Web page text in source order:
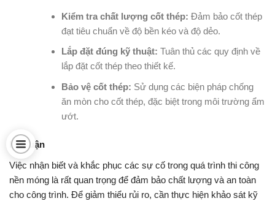
Kiểm tra chất lượng cốt thép: Đảm bảo cốt thép
đạt tiêu chuẩn về độ bền kéo và độ dẻo.
Lắp đặt đúng kỹ thuật: Tuân thủ các quy định về
lắp đặt cốt thép theo thiết kế.
Bảo vệ cốt thép: Sử dụng các biện pháp chống
ăn mòn cho cốt thép, đặc biệt trong môi trường ẩm
ướt.
Kết luận
Việc nhận biết và khắc phục các sự cố trong quá trình thi công
nền móng là rất quan trọng để đảm bảo chất lượng và an toàn
cho công trình. Để giảm thiểu rủi ro, cần thực hiện khảo sát kỹ